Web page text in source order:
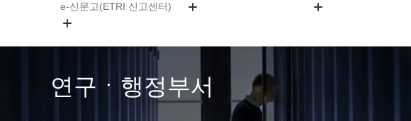
e-신문고(ETRI 신고센터)
고객의소리
수의계약 현황
연구ㆍ행정부서